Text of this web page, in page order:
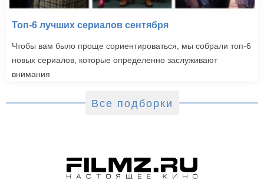
Топ-6 лучших сериалов сентября
Чтобы вам было проще сориентироваться, мы собрали топ-6
новых сериалов, которые определенно заслуживают
внимания
Все подборки